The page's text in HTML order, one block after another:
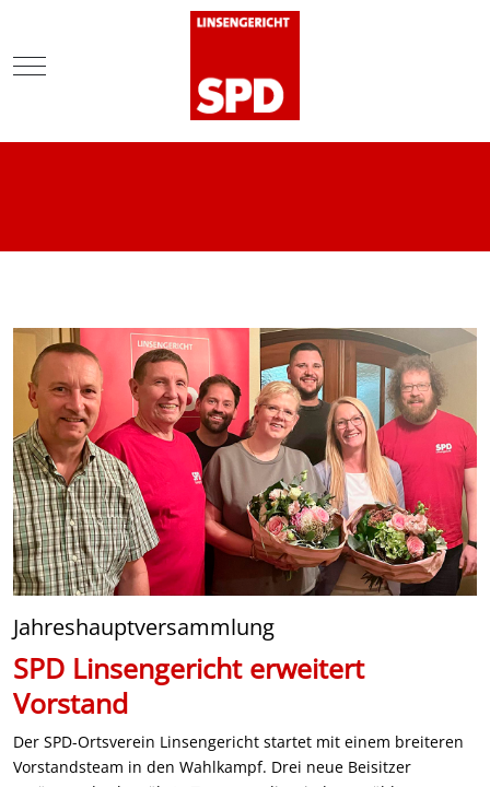
Mobile Menu Toggle
Jahreshauptversammlung
SPD Linsengericht erweitert
Vorstand
Der SPD-Ortsverein Linsengericht startet mit einem breiteren
Vorstandsteam in den Wahlkampf. Drei neue Beisitzer